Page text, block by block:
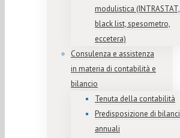
modulistica (INTRASTAT,
black list, spesometro,
eccetera)
Consulenza e assistenza
in materia di contabilità e
bilancio
Tenuta della contabilità
Predisposizione di bilanci
annuali